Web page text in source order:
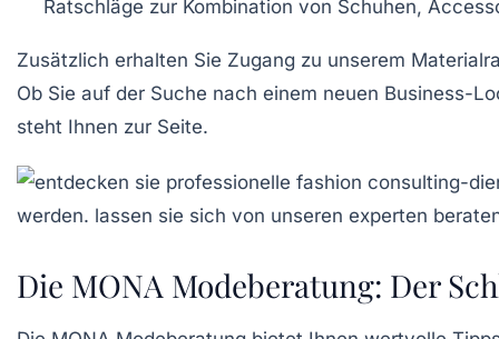
Ratschläge zur Kombination von Schuhen,
Zusätzlich erhalten Sie Zugang zu unserem
Ob Sie auf der Suche nach einem neuen Business-
steht Ihnen zur Seite.
Die MONA Modeberatung: Der